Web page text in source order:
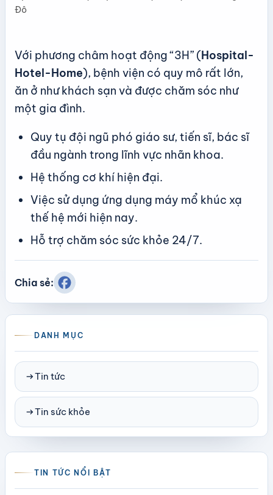
Đô
Với phương châm hoạt động “3H” (Hospital-
Hotel-Home), bệnh viện có quy mô rất lớn,
ăn ở như khách sạn và được chăm sóc như
một gia đình.
Quy tụ đội ngũ phó giáo sư, tiến sĩ, bác sĩ
đầu ngành trong lĩnh vực nhãn khoa.
Hệ thống cơ khí hiện đại.
Việc sử dụng ứng dụng máy mổ khúc xạ
thế hệ mới hiện nay.
Hỗ trợ chăm sóc sức khỏe 24/7.
Chia sẻ:
DANH MỤC
arrow_right_altTin tức
arrow_right_altTin sức khỏe
TIN TỨC NỔI BẬT